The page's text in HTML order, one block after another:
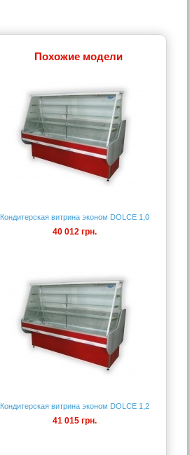
Похожие модели
Кондитерская витрина эконом DOLCE 1,0
40 012 грн.
Кондитерская витрина эконом DOLCE 1,2
41 015 грн.